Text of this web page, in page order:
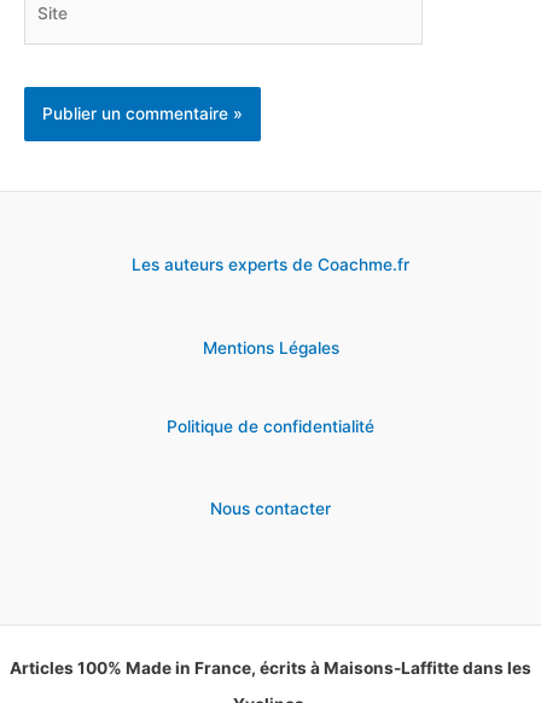
Les auteurs experts de Coachme.fr
Mentions Légales
Politique de confidentialité
Nous contacter
Articles 100% Made in France, écrits à Maisons-Laffitte dans les